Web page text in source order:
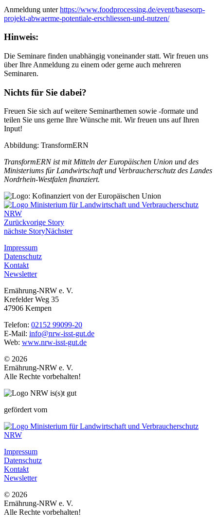
Anmeldung unterhttps://www.foodprocessing.de/event/basesorp-
projekt-abwaerme-potentiale-erschliessen-und-nutzen/
Hinweis:
Die Seminare finden unabhängig voneinander statt. Wir freuen uns
über Ihre Anmeldung zu einem oder gerne auch mehreren
Seminaren.
Nichts für Sie dabei?
Freuen Sie sich auf weitere Seminarthemen sowie -formate und
teilen Sie uns gerne Ihre Wünsche mit. Wir freuen uns auf Ihren
Input!
Abbildung: TransformERN
TransformERN ist mit Mitteln der Europäischen Union und des
Ministeriums für Landwirtschaft und Verbraucherschutz des Landes
Nordrhein-Westfalen finanziert.
Zurückvorige Story
nächste StoryNächster
Impressum
Datenschutz
Kontakt
Newsletter
Ernährung-NRW e. V.
Krefelder Weg 35
47906 Kempen
Telefon: 02152 99099-20
E-Mail: info@nrw-isst-gut.de
Web: www.nrw-isst-gut.de
© 2026
Ernährung-NRW e. V.
Alle Rechte vorbehalten!
gefördert vom
Impressum
Datenschutz
Kontakt
Newsletter
© 2026
Ernährung-NRW e. V.
Alle Rechte vorbehalten!